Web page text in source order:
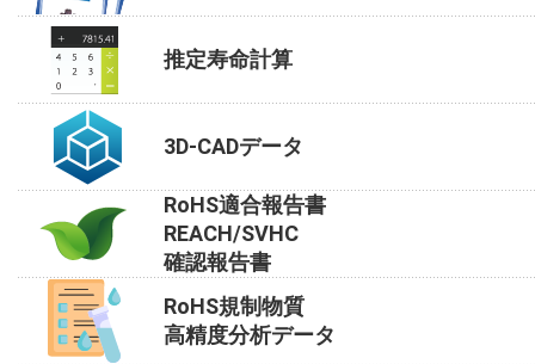
推定寿命計算
3D-CADデータ
RoHS適合報告書
REACH/SVHC
確認報告書
RoHS規制物質
高精度分析データ